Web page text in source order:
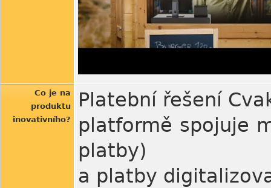
Co je na
produktu
inovativního?
Platební řešení
platformě spojuje
platby)
a platby